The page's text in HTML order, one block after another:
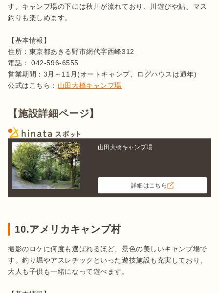
す。キャンプ場の下には秋川が流れており、川遊びや鮎、マス
釣りも楽しめます。
【基本情報】
住所：東京都あきる野市網代字西峰312
電話： 042-596-6555
営業期間：3月～11月(オートキャンプ、ログハウスは通年)
公式はこちら： 山田大橋キャンプ場
【施設詳細ページ】
山田大橋キャンプ場
詳細はこちら
10.アメリカキャンプ村
撮影のロケに何度も選ばれるほど、景色の美しいキャンプ場で
す。釣り堀やアスレチックといった遊技施設も充実しており、
大人も子供も一緒になって遊べます。